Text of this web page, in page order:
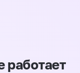
работает